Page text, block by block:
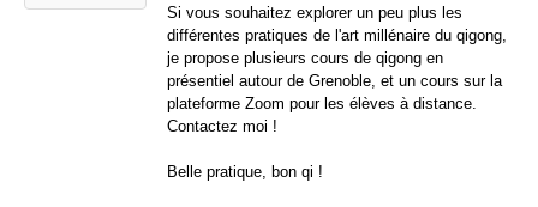
Si vous souhaitez explorer un peu plus les
différentes pratiques de l'art millénaire du qigong,
je propose plusieurs cours de qigong en
présentiel autour de Grenoble, et un cours sur la
plateforme Zoom pour les élèves à distance.
Contactez moi !
Belle pratique, bon qi !